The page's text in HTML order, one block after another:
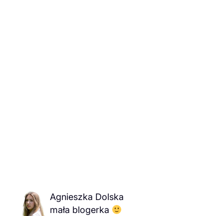
Agnieszka Dolska
mała blogerka